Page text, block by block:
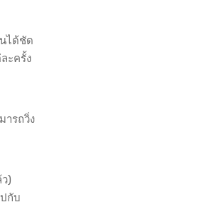
นได้ชัด
ะครั้ง
ารถวิ่ง
)
กับ